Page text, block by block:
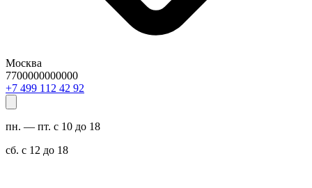
Москва
7700000000000
29 24 211 994 7+
пн. — пт. с 10 до 18
сб. с 12 до 18